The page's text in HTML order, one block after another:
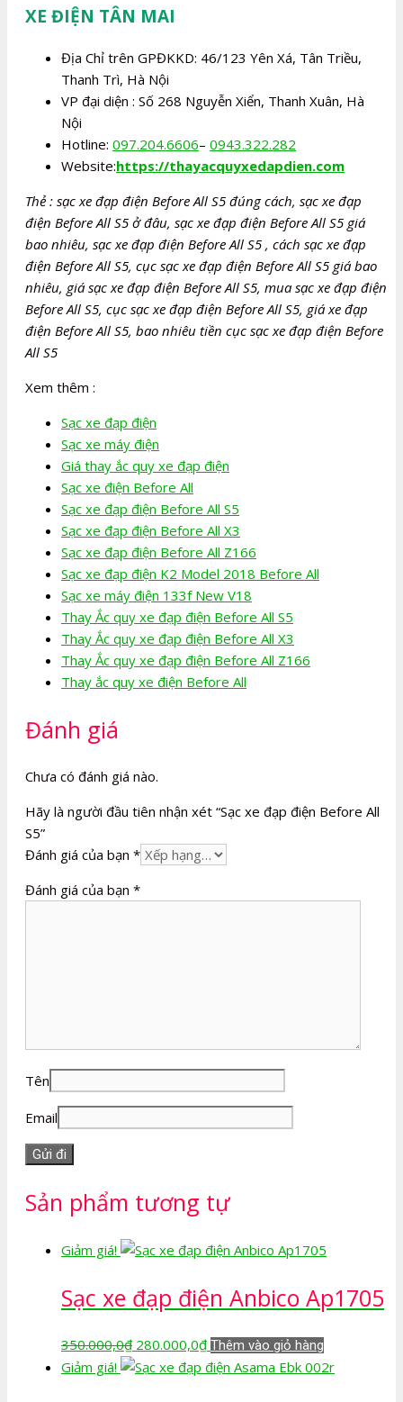
XE ĐIỆN TÂN MAI
Địa Chỉ trên GPĐKKD: 46/123 Yên Xá, Tân Triều,
Thanh Trì, Hà Nội
VP đại diện : Số 268 Nguyễn Xiển, Thanh Xuân, Hà
Nội
Hotline: 097.204.6606– 0943.322.282
Website:https://thayacquyxedapdien.com
Thẻ : sạc xe đạp điện Before All S5 đúng cách, sạc xe đạp
điện Before All S5 ở đâu, sạc xe đạp điện Before All S5 giá
bao nhiêu, sạc xe đạp điện Before All S5 , cách sạc xe đạp
điện Before All S5, cục sạc xe đạp điện Before All S5 giá bao
nhiêu, giá sạc xe đạp điện Before All S5, mua sạc xe đạp điện
Before All S5, cục sạc xe đạp điện Before All S5, giá xe đạp
điện Before All S5, bao nhiêu tiền cục sạc xe đạp điện Before
All S5
Xem thêm :
Sạc xe đạp điện
Sạc xe máy điện
Giá thay ắc quy xe đạp điện
Sạc xe điện Before All
Sạc xe đạp điện Before All S5
Sạc xe đạp điện Before All X3
Sạc xe đạp điện Before All Z166
Sạc xe đạp điện K2 Model 2018 Before All
Sạc xe máy điện 133f New V18
Thay Ắc quy xe đạp điện Before All S5
Thay Ắc quy xe đạp điện Before All X3
Thay Ắc quy xe đạp điện Before All Z166
Thay ắc quy xe điện Before All
Đánh giá
Chưa có đánh giá nào.
Hãy là người đầu tiên nhận xét “Sạc xe đạp điện Before All
S5”
Đánh giá của bạn *
Đánh giá của bạn *
Tên
Email
Sản phẩm tương tự
Giảm giá!
Sạc xe đạp điện Anbico Ap1705
350.000,0₫ Giá
gốc
280.000,0₫Giá
hiện
Thêm vào giỏ hàng
Giảm giá!